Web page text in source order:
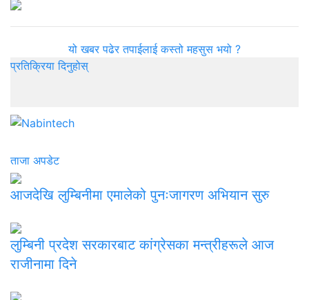
यो खबर पढेर तपाईलाई कस्तो महसुस भयो ?
प्रतिक्रिया दिनुहोस्
ताजा अपडेट
आजदेखि लुम्बिनीमा एमालेको पुनःजागरण अभियान सुरु
लुम्बिनी प्रदेश सरकारबाट कांग्रेसका मन्त्रीहरूले आज
राजीनामा दिने